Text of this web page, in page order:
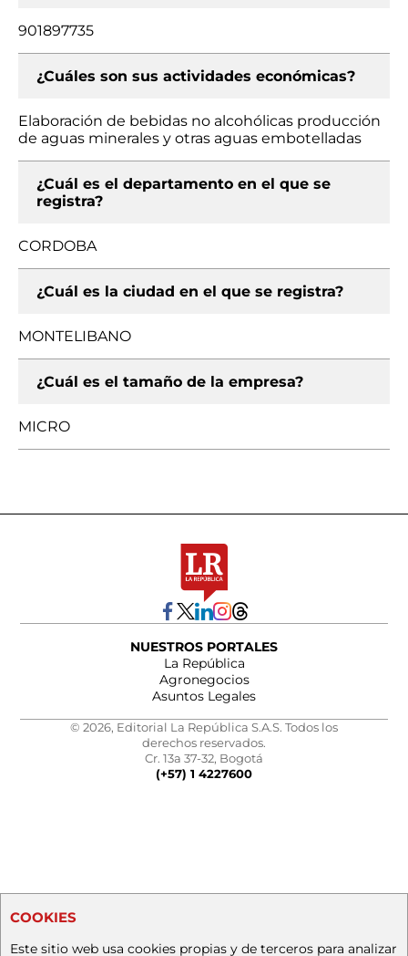
901897735
¿Cuáles son sus actividades económicas?
Elaboración de bebidas no alcohólicas producción
de aguas minerales y otras aguas embotelladas
¿Cuál es el departamento en el que se
registra?
CORDOBA
¿Cuál es la ciudad en el que se registra?
MONTELIBANO
¿Cuál es el tamaño de la empresa?
MICRO
NUESTROS PORTALES
La República
Agronegocios
Asuntos Legales
© 2026, Editorial La República S.A.S. Todos los
derechos reservados.
Cr. 13a 37-32, Bogotá
(+57) 1 4227600
COOKIES
Este sitio web usa cookies propias y de terceros para analizar